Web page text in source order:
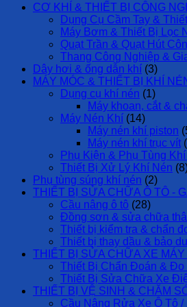
CƠ KHÍ & THIẾT BỊ CÔNG
Dụng Cụ Cầm Tay &
Máy Bơm & Thiết Bị Lọc
Quạt Trần & Quạt Hút
Thang Công Nghiệp &
Dây hơi & ống dẫn khí (3)
MÁY MÓC & THIẾT BỊ KHÍ
Dụng cụ khí nén (1)
Máy khoan, cắt &
Máy Nén Khí (14)
Máy nén khí piston
Máy nén khí trục vít
Phụ Kiện & Phụ Tùng
Thiết Bị Xử Lý Khí Nén
Phụ tùng súng khí nén (2)
THIẾT BỊ SỬA CHỮA Ô TÔ -
Cầu nâng ô tô (28)
Đồng sơn & sửa chữa
Thiết bị kiểm tra & chẩn
Thiết bị thay dầu & bảo
THIẾT BỊ SỬA CHỮA XE
Thiết Bị Chẩn Đoán & Đo
Thiết Bị Sửa Chữa Xe
THIẾT BỊ VỆ SINH & CHĂM
Cầu Nâng Rửa Xe Ô Tô /